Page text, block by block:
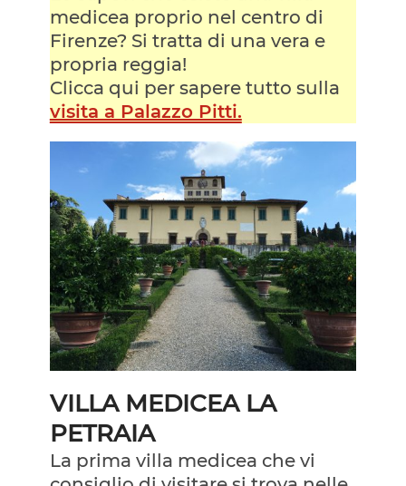
medicea proprio nel centro di
Firenze? Si tratta di una vera e
propria reggia!
Clicca qui per sapere tutto sulla
visita a Palazzo Pitti.
VILLA MEDICEA LA
PETRAIA
La prima villa medicea che vi